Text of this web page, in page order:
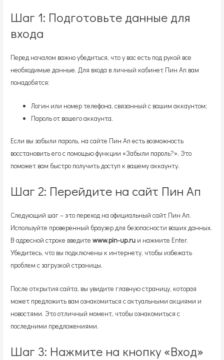
Шаг 1: Подготовьте данные для
входа
Перед началом важно убедиться, что у вас есть под рукой все
необходимые данные. Для входа в личный кабинет Пин Ап вам
понадобятся:
Логин или номер телефона, связанный с вашим аккаунтом;
Пароль от вашего аккаунта.
Если вы забыли пароль, на сайте Пин Ап есть возможность
восстановить его с помощью функции «Забыли пароль?». Это
поможет вам быстро получить доступ к вашему аккаунту.
Шаг 2: Перейдите на сайт Пин Ап
Следующий шаг – это переход на официальный сайт Пин Ап.
Используйте проверенный браузер для безопасности ваших данных.
В адресной строке введитеwww.pin-up.ru и нажмите Enter.
Убедитесь, что вы подключены к интернету, чтобы избежать
проблем с загрузкой страницы.
После открытия сайта, вы увидите главную страницу, которая
может предложить вам ознакомиться с актуальными акциями и
новостями. Это отличный момент, чтобы ознакомиться с
последними предложениями.
Шаг 3: Нажмите на кнопку «Вход»